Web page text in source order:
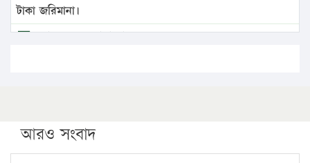
টাকা জরিমানা।
এবার লঞ্চের ভাড়া বাড়ল
পিএইচডি করছেন কুয়েটের কৃতি…
সারা দেশে বজ্রাঘাতে ১৪ জনের প্রাণহানি
আরও সংবাদ